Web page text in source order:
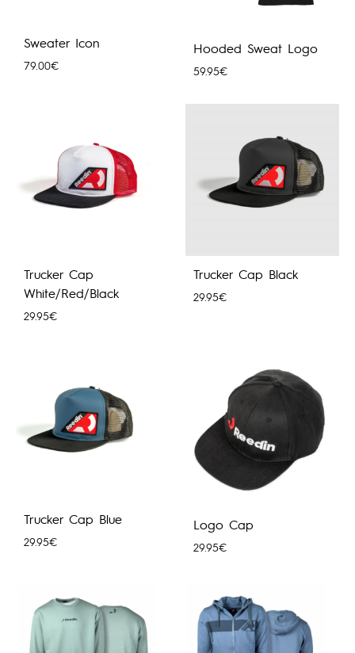
Sweater Icon
79.00€
Hooded Sweat Logo
59.95€
Trucker Cap
White/Red/Black
29.95€
Trucker Cap Black
29.95€
Trucker Cap Blue
29.95€
Logo Cap
29.95€